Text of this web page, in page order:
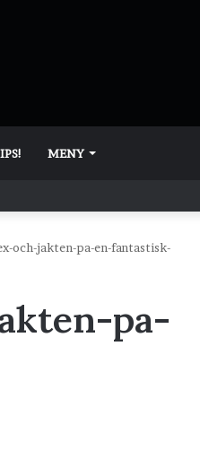
MENY
och-jakten-pa-en-fantastisk-
pa-